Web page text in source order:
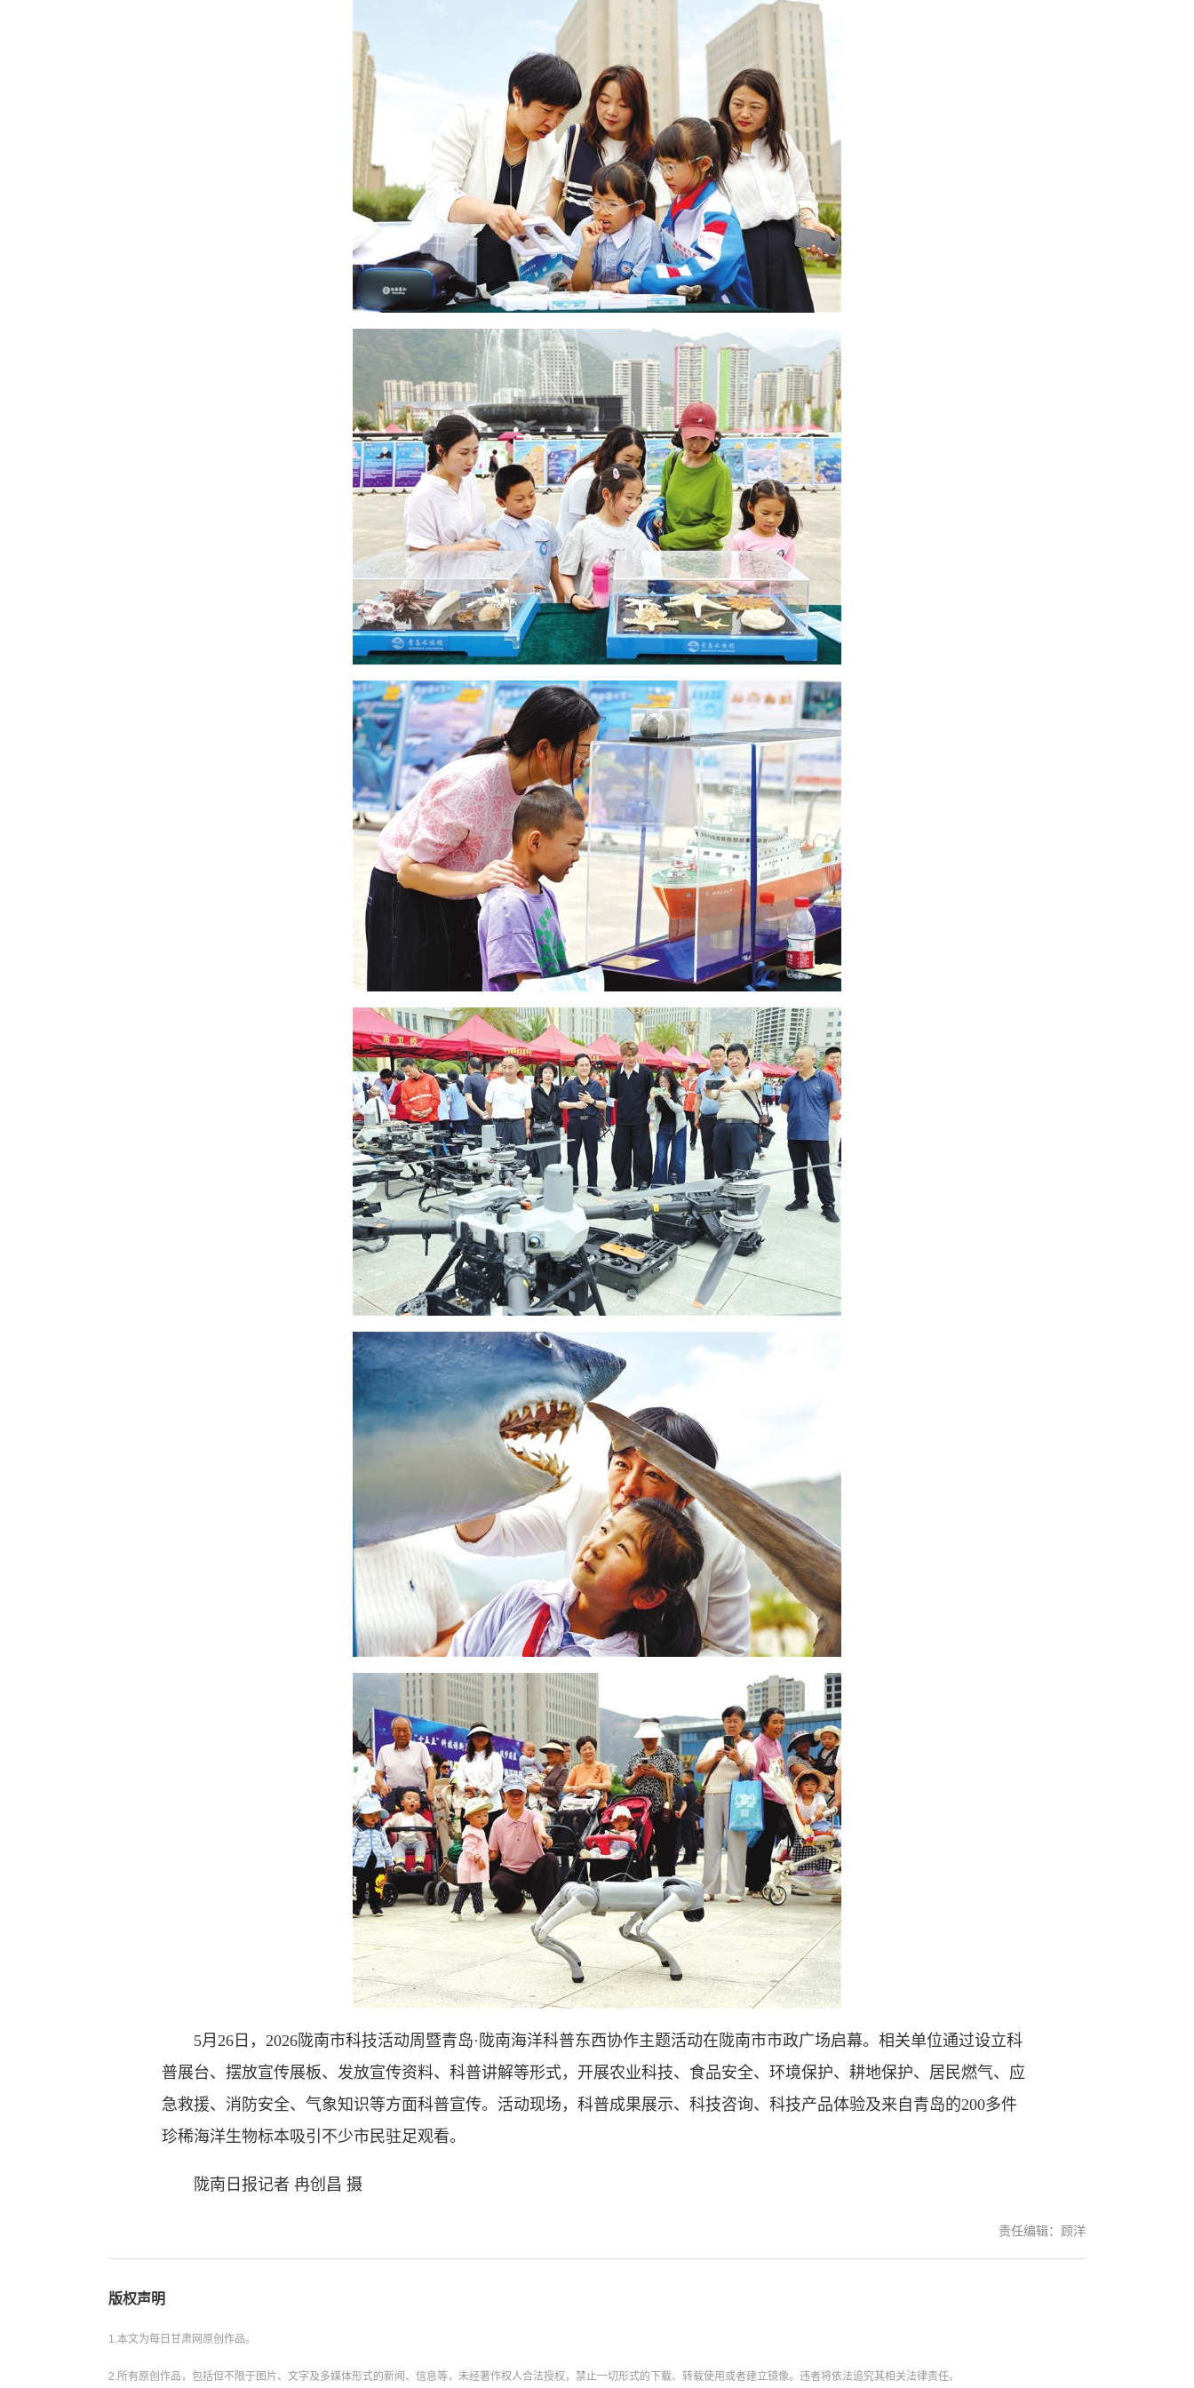
5月26日，2026陇南市科技活动周暨青岛·陇南海洋科普东西协作主题活动在陇南市市政广场启幕。相关单位通过设立科
普展台、摆放宣传展板、发放宣传资料、科普讲解等形式，开展农业科技、食品安全、环境保护、耕地保护、居民燃气、应
急救援、消防安全、气象知识等方面科普宣传。活动现场，科普成果展示、科技咨询、科技产品体验及来自青岛的200多件
珍稀海洋生物标本吸引不少市民驻足观看。
陇南日报记者 冉创昌 摄
责任编辑：顾洋
版权声明
1.本文为每日甘肃网原创作品。
2.所有原创作品，包括但不限于图片、文字及多媒体形式的新闻、信息等，未经著作权人合法授权，禁止一切形式的下载、转载使用或者建立镜像。违者将依法追究其相关法律责任。